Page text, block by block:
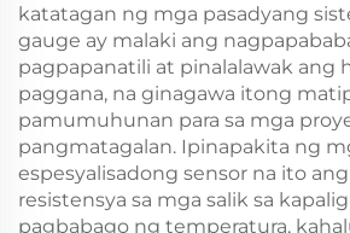
katatagan ng mga pasadyang
gauge ay malaki ang
pagpapanatili at pinalalawak ang
paggana, na ginagawa itong
pamumuhunan para sa mga
pangmatagalan. Ipinapakita ng
espesyalisadong sensor na ito
resistensya sa mga salik sa
pagbabago ng temperatura,